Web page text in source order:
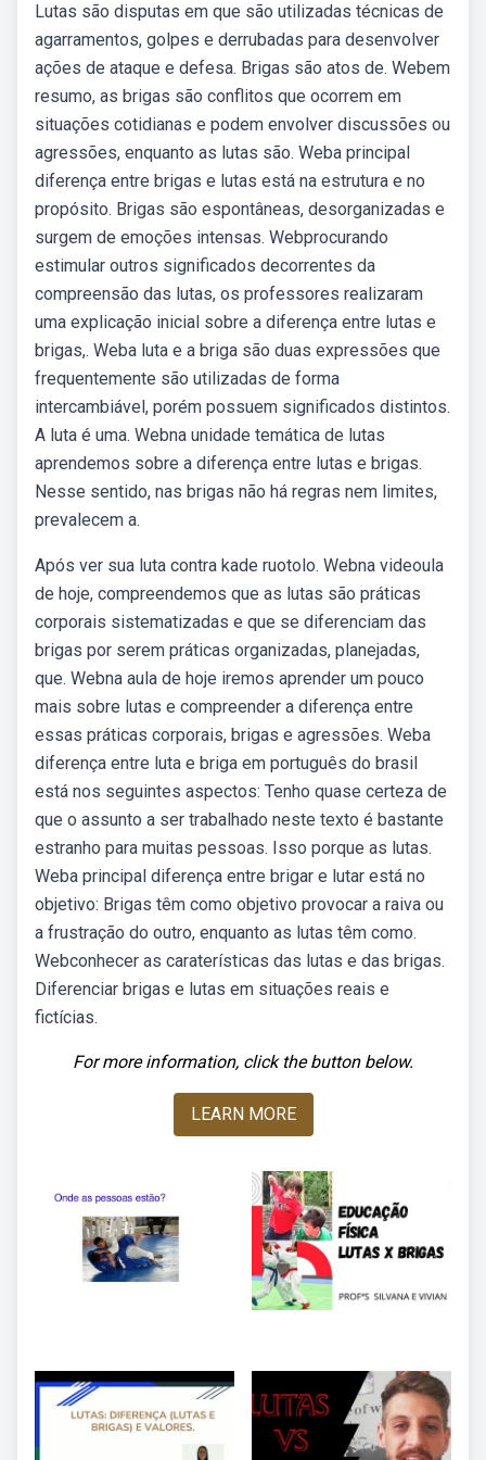
Lutas são disputas em que são utilizadas técnicas de
agarramentos, golpes e derrubadas para desenvolver
ações de ataque e defesa. Brigas são atos de. Webem
resumo, as brigas são conflitos que ocorrem em
situações cotidianas e podem envolver discussões ou
agressões, enquanto as lutas são. Weba principal
diferença entre brigas e lutas está na estrutura e no
propósito. Brigas são espontâneas, desorganizadas e
surgem de emoções intensas. Webprocurando
estimular outros significados decorrentes da
compreensão das lutas, os professores realizaram
uma explicação inicial sobre a diferença entre lutas e
brigas,. Weba luta e a briga são duas expressões que
frequentemente são utilizadas de forma
intercambiável, porém possuem significados distintos.
A luta é uma. Webna unidade temática de lutas
aprendemos sobre a diferença entre lutas e brigas.
Nesse sentido, nas brigas não há regras nem limites,
prevalecem a.
Após ver sua luta contra kade ruotolo. Webna videoula
de hoje, compreendemos que as lutas são práticas
corporais sistematizadas e que se diferenciam das
brigas por serem práticas organizadas, planejadas,
que. Webna aula de hoje iremos aprender um pouco
mais sobre lutas e compreender a diferença entre
essas práticas corporais, brigas e agressões. Weba
diferença entre luta e briga em português do brasil
está nos seguintes aspectos: Tenho quase certeza de
que o assunto a ser trabalhado neste texto é bastante
estranho para muitas pessoas. Isso porque as lutas.
Weba principal diferença entre brigar e lutar está no
objetivo: Brigas têm como objetivo provocar a raiva ou
a frustração do outro, enquanto as lutas têm como.
Webconhecer as caraterísticas das lutas e das brigas.
Diferenciar brigas e lutas em situações reais e
fictícias.
For more information, click the button below.
LEARN MORE